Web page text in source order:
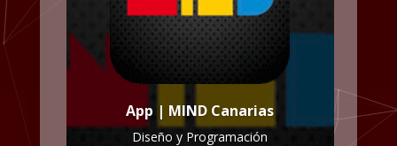
App | MIND Canarias
Diseño y Programación